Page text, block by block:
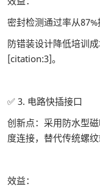
密封检测通过率从87%
防错装设计降低培训
[citation:3]。
✅ 3. 电路快插接口
创新点：采用防水型
度连接，替代传统螺纹
效益：